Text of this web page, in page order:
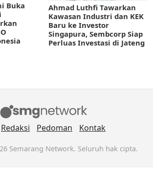
Buka
Ahmad Luthfi Tawarkan
Kawasan Industri dan KEK
Baru ke Investor
Singapura, Sembcorp Siap
Perluas Investasi di Jateng
Redaksi Pedoman Kontak
Semarang Network. Seluruh hak cipta.